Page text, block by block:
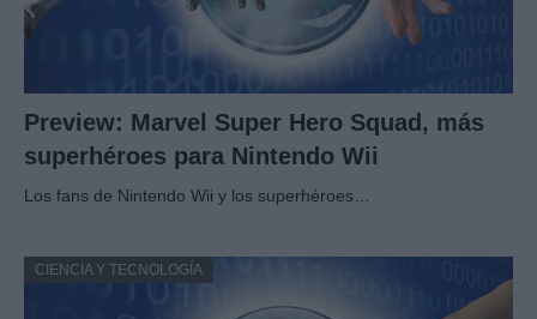
Preview: Marvel Super Hero Squad, más
superhéroes para Nintendo Wii
Los fans de Nintendo Wii y los superhéroes…
CIENCIA Y TECNOLOGÍA